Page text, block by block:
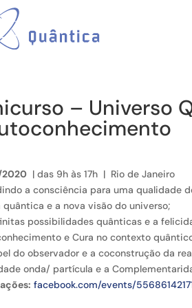
– Universo
| das 9h às 17h | Rio de Janeiro
a consciência para uma qualidade
quântica e a nova visão do universo;
possibilidades quânticas e a
e Cura no contexto
do observador e a coconstrução da
onda/ partícula e a
facebook.com/events/